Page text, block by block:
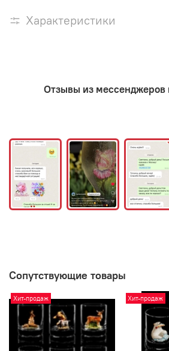
Характеристики
Отзывы из мессенджеров
Сопутствующие товары
Хит-продаж Хит-продаж